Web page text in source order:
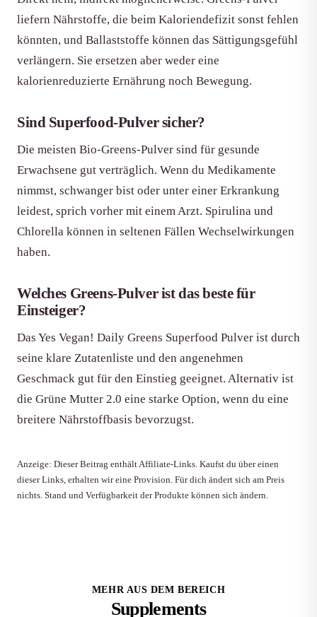
liefern Nährstoffe, die beim Kaloriendefizit sonst fehlen
könnten, und Ballaststoffe können das Sättigungsgefühl
verlängern. Sie ersetzen aber weder eine
kalorienreduzierte Ernährung noch Bewegung.
Sind Superfood-Pulver sicher?
Die meisten Bio-Greens-Pulver sind für gesunde
Erwachsene gut verträglich. Wenn du Medikamente
nimmst, schwanger bist oder unter einer Erkrankung
leidest, sprich vorher mit einem Arzt. Spirulina und
Chlorella können in seltenen Fällen Wechselwirkungen
haben.
Welches Greens-Pulver ist das beste für
Einsteiger?
Das Yes Vegan! Daily Greens Superfood Pulver ist durch
seine klare Zutatenliste und den angenehmen
Geschmack gut für den Einstieg geeignet. Alternativ ist
die Grüne Mutter 2.0 eine starke Option, wenn du eine
breitere Nährstoffbasis bevorzugst.
Anzeige: Dieser Beitrag enthält Affiliate-Links. Kaufst du über einen
dieser Links, erhalten wir eine Provision. Für dich ändert sich am Preis
nichts. Stand und Verfügbarkeit der Produkte können sich ändern.
MEHR AUS DEM BEREICH
Supplements